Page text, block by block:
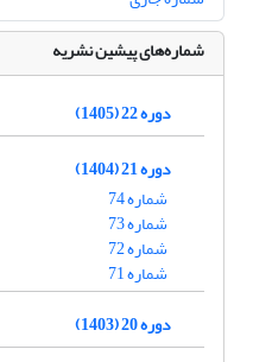
شماره‌های پیشین نشریه
دوره 22 (1405)
دوره 21 (1404)
شماره 74
شماره 73
شماره 72
شماره 71
دوره 20 (1403)